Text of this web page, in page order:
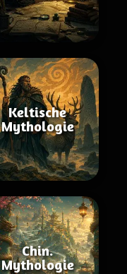
Keltische
Mythologie
Chin.
Mythologie